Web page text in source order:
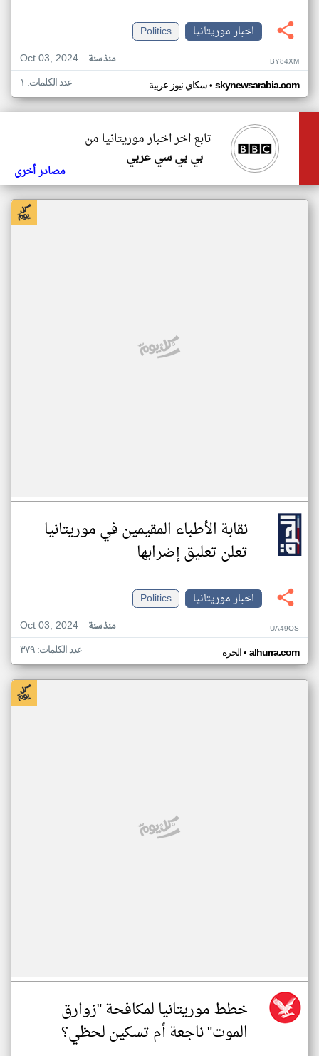
اخبار موريتانيا
Politics
Oct 03, 2024
منذ سنة BY84XM
سكاي نيوز عربية• skynewsarabia.com عدد الكلمات: ١
تابع اخر اخبار موريتانيا من
بي بي سي عربي
مصادر أخرى
نقابة الأطباء المقيمين في موريتانيا
تعلن تعليق إضرابها
اخبار موريتانيا
Politics
Oct 03, 2024
منذ سنة UA49OS
الحرة• alhurra.com عدد الكلمات: ٣٧٩
خطط موريتانيا لمكافحة "زوارق
الموت" ناجعة أم تسكين لحظي؟